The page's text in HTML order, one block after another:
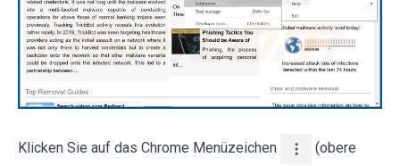
Klicken Sie auf das Chrome Menüzeichen (obere